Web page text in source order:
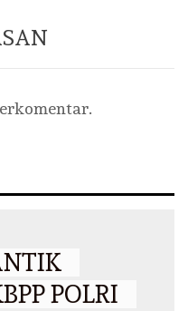
POLRI